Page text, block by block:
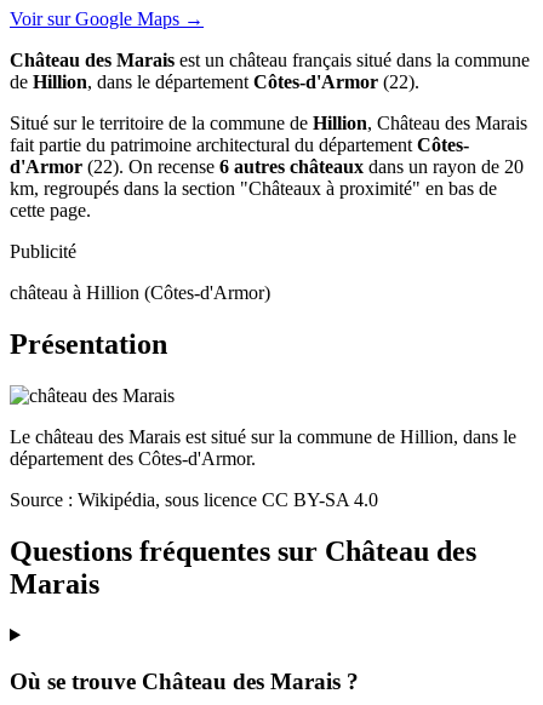
Voir sur Google Maps →
Château des Marais est un château français situé dans la commune
de Hillion, dans le département Côtes-d'Armor (22).
Situé sur le territoire de la commune de Hillion, Château des Marais
fait partie du patrimoine architectural du département Côtes-
d'Armor (22). On recense 6 autres châteaux dans un rayon de 20
km, regroupés dans la section "Châteaux à proximité" en bas de
cette page.
Publicité
château à Hillion (Côtes-d'Armor)
Présentation
Le château des Marais est situé sur la commune de Hillion, dans le
département des Côtes-d'Armor.
Source : Wikipédia, sous licence CC BY-SA 4.0
Questions fréquentes sur Château des
Marais
Où se trouve Château des Marais ?